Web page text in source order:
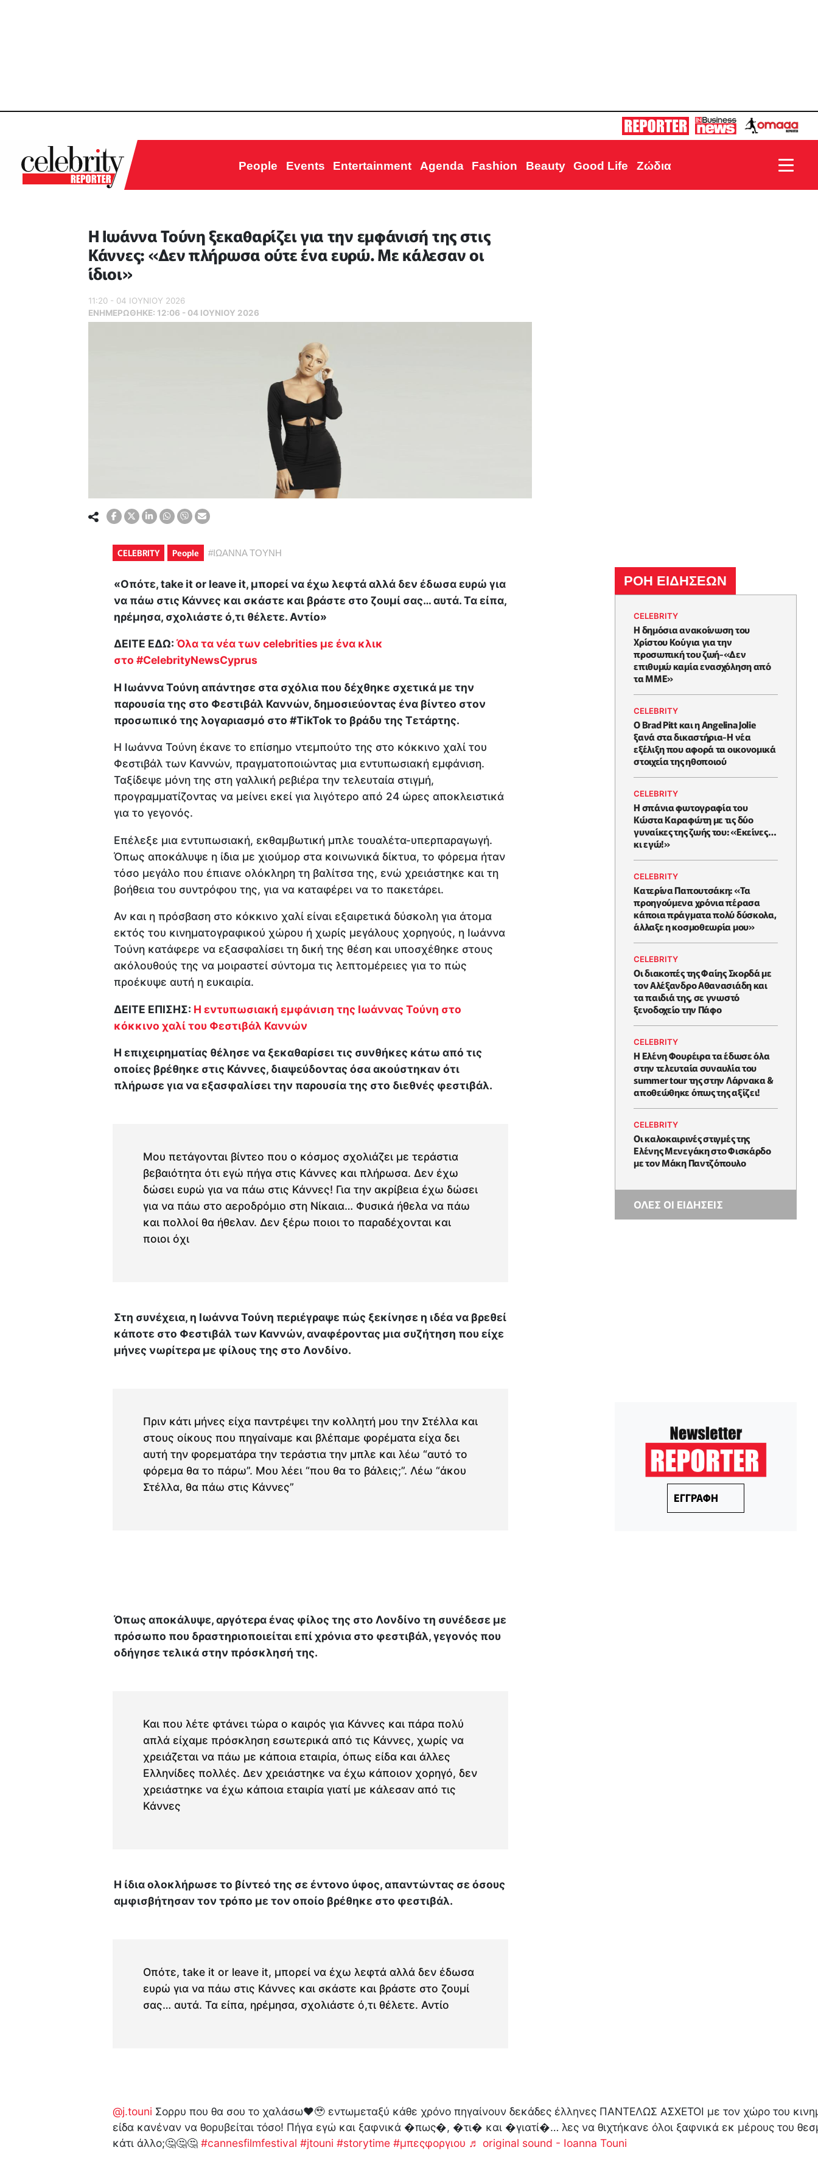
People Events Entertainment Agenda Fashion Beauty Good Life Ζώδια
H Ιωάννα Τούνη ξεκαθαρίζει για την εμφάνισή της στις
Κάννες: «Δεν πλήρωσα ούτε ένα ευρώ. Με κάλεσαν οι
ίδιοι»
11:20 - 04 ΙΟΥΝΙΟΥ 2026
ΕΝΗΜΕΡΏΘΗΚΕ: 12:06 - 04 ΙΟΥΝΙΟΥ 2026
CELEBRITY People #ΙΩΑΝΝΑ ΤΟΥΝΗ
«Οπότε, take it or leave it, μπορεί να έχω λεφτά αλλά δεν έδωσα ευρώ για
να πάω στις Κάννες και σκάστε και βράστε στο ζουμί σας… αυτά. Τα είπα,
ηρέμησα, σχολιάστε ό,τι θέλετε. Αντίο»
ΔΕΙΤΕ ΕΔΩ: Όλα τα νέα των celebrities με ένα κλικ
στο #CelebrityNewsCyprus
Η Ιωάννα Τούνη απάντησε στα σχόλια που δέχθηκε σχετικά με την
παρουσία της στο Φεστιβάλ Καννών, δημοσιεύοντας ένα βίντεο στον
προσωπικό της λογαριασμό στο #TikTok το βράδυ της Τετάρτης.
Η Ιωάννα Τούνη έκανε το επίσημο ντεμπούτο της στο κόκκινο χαλί του
Φεστιβάλ των Καννών, πραγματοποιώντας μια εντυπωσιακή εμφάνιση.
Ταξίδεψε μόνη της στη γαλλική ρεβιέρα την τελευταία στιγμή,
προγραμματίζοντας να μείνει εκεί για λιγότερο από 24 ώρες αποκλειστικά
για το γεγονός.
Επέλεξε μια εντυπωσιακή, εκθαμβωτική μπλε τουαλέτα-υπερπαραγωγή.
Όπως αποκάλυψε η ίδια με χιούμορ στα κοινωνικά δίκτυα, το φόρεμα ήταν
τόσο μεγάλο που έπιανε ολόκληρη τη βαλίτσα της, ενώ χρειάστηκε και τη
βοήθεια του συντρόφου της, για να καταφέρει να το πακετάρει.
Αν και η πρόσβαση στο κόκκινο χαλί είναι εξαιρετικά δύσκολη για άτομα
εκτός του κινηματογραφικού χώρου ή χωρίς μεγάλους χορηγούς, η Ιωάννα
Τούνη κατάφερε να εξασφαλίσει τη δική της θέση και υποσχέθηκε στους
ακόλουθούς της να μοιραστεί σύντομα τις λεπτομέρειες για το πώς
προέκυψε αυτή η ευκαιρία.
ΔΕΙΤΕ ΕΠΙΣΗΣ: Η εντυπωσιακή εμφάνιση της Ιωάννας Τούνη στο
κόκκινο χαλί του Φεστιβάλ Καννών
Η επιχειρηματίας θέλησε να ξεκαθαρίσει τις συνθήκες κάτω από τις
οποίες βρέθηκε στις Κάννες, διαψεύδοντας όσα ακούστηκαν ότι
πλήρωσε για να εξασφαλίσει την παρουσία της στο διεθνές φεστιβάλ.
Μου πετάγονται βίντεο που ο κόσμος σχολιάζει με τεράστια
βεβαιότητα ότι εγώ πήγα στις Κάννες και πλήρωσα. Δεν έχω
δώσει ευρώ για να πάω στις Κάννες! Για την ακρίβεια έχω δώσει
για να πάω στο αεροδρόμιο στη Νίκαια… Φυσικά ήθελα να πάω
και πολλοί θα ήθελαν. Δεν ξέρω ποιοι το παραδέχονται και
ποιοι όχι
Στη συνέχεια, η Ιωάννα Τούνη περιέγραψε πώς ξεκίνησε η ιδέα να βρεθεί
κάποτε στο Φεστιβάλ των Καννών, αναφέροντας μια συζήτηση που είχε
μήνες νωρίτερα με φίλους της στο Λονδίνο.
Πριν κάτι μήνες είχα παντρέψει την κολλητή μου την Στέλλα και
στους οίκους που πηγαίναμε και βλέπαμε φορέματα είχα δει
αυτή την φορεματάρα την τεράστια την μπλε και λέω “αυτό το
φόρεμα θα το πάρω”. Μου λέει “που θα το βάλεις;”. Λέω “άκου
Στέλλα, θα πάω στις Κάννες”
Όπως αποκάλυψε, αργότερα ένας φίλος της στο Λονδίνο τη συνέδεσε με
πρόσωπο που δραστηριοποιείται επί χρόνια στο φεστιβάλ, γεγονός που
οδήγησε τελικά στην πρόσκλησή της.
Και που λέτε φτάνει τώρα ο καιρός για Κάννες και πάρα πολύ
απλά είχαμε πρόσκληση εσωτερικά από τις Κάννες, χωρίς να
χρειάζεται να πάω με κάποια εταιρία, όπως είδα και άλλες
Ελληνίδες πολλές. Δεν χρειάστηκε να έχω κάποιον χορηγό, δεν
χρειάστηκε να έχω κάποια εταιρία γιατί με κάλεσαν από τις
Κάννες
Η ίδια ολοκλήρωσε το βίντεό της σε έντονο ύφος, απαντώντας σε όσους
αμφισβήτησαν τον τρόπο με τον οποίο βρέθηκε στο φεστιβάλ.
Οπότε, take it or leave it, μπορεί να έχω λεφτά αλλά δεν έδωσα
ευρώ για να πάω στις Κάννες και σκάστε και βράστε στο ζουμί
σας… αυτά. Τα είπα, ηρέμησα, σχολιάστε ό,τι θέλετε. Αντίο
@j.touni Σορρυ που θα σου το χαλάσω❤️🥹 εντωμεταξύ κάθε χρόνο πηγαίνουν δεκάδες έλληνες ΠΑΝΤΕΛΩΣ ΑΣΧΕΤΟΙ με τον χώρο του
είδα κανέναν να θορυβείται τόσο! Πήγα εγώ και ξαφνικά �πως�, �τι� και �γιατί�… λες να θιχτήκανε όλοι ξαφνικά εκ μέρους του
κάτι άλλο;🤔🤔🤔 #cannesfilmfestival #jtouni #storytime #μπεςφοργιου ♬ original sound - Ioanna Touni
ΡΟΗ ΕΙΔΗΣΕΩΝ
CELEBRITY
Η δημόσια ανακοίνωση του
Χρίστου Κούγια για την
προσωπική του ζωή-«Δεν
επιθυμώ καμία ενασχόληση από
τα ΜΜΕ»
CELEBRITY
Ο Brad Pitt και η Angelina Jolie
ξανά στα δικαστήρια-Η νέα
εξέλιξη που αφορά τα οικονομικά
στοιχεία της ηθοποιού
CELEBRITY
Η σπάνια φωτογραφία του
Κώστα Καραφώτη με τις δύο
γυναίκες της ζωής του: «Εκείνες…
κι εγώ!»
CELEBRITY
Κατερίνα Παπουτσάκη: «Τα
προηγούμενα χρόνια πέρασα
κάποια πράγματα πολύ δύσκολα,
άλλαξε η κοσμοθεωρία μου»
CELEBRITY
Οι διακοπές της Φαίης Σκορδά με
τον Αλέξανδρο Αθανασιάδη και
τα παιδιά της, σε γνωστό
ξενοδοχείο την Πάφο
CELEBRITY
Η Ελένη Φουρέιρα τα έδωσε όλα
στην τελευταία συναυλία του
summer tour της στην Λάρνακα &
αποθεώθηκε όπως της αξίζει!
CELEBRITY
Oι καλοκαιρινές στιγμές της
Ελένης Μενεγάκη στο Φισκάρδο
με τον Μάκη Παντζόπουλο
ΟΛΕΣ ΟΙ ΕΙΔΗΣΕΙΣ
ΕΓΓΡΑΦΗ